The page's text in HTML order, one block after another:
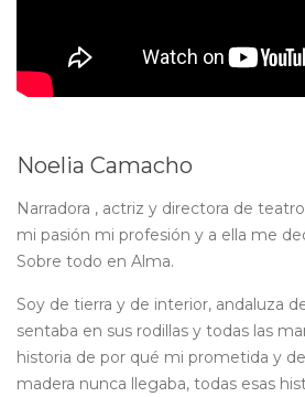
Noelia Camacho
Narradora , actriz y directora de
mi pasión mi profesión y a ella me
Sobre todo en Alma.
Soy de tierra y de interior, andaluza
sentaba en sus rodillas y todas las
historia de por qué mi prometida y
madera nunca llegaba, todas esas